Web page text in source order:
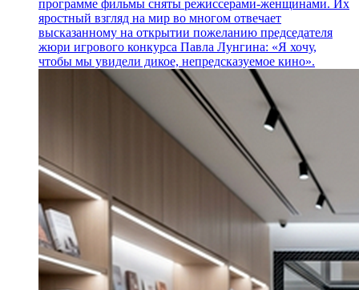
программе фильмы сняты режиссерами-женщинами. Их
яростный взгляд на мир во многом отвечает
высказанному на открытии пожеланию председателя
жюри игрового конкурса Павла Лунгина: «Я хочу,
чтобы мы увидели дикое, непредсказуемое кино».